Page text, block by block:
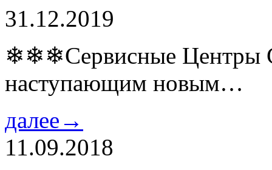
31.12.2019
❄❄❄Сервисные Центры
наступающим новым…
далее→
11.09.2018